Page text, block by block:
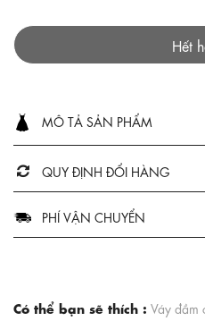
Hết
MÔ TẢ SẢN PHẨM
QUY ĐỊNH ĐỔI HÀNG
PHÍ VẬN CHUYỂN
Có thể bạn sẽ thích : Váy đầm